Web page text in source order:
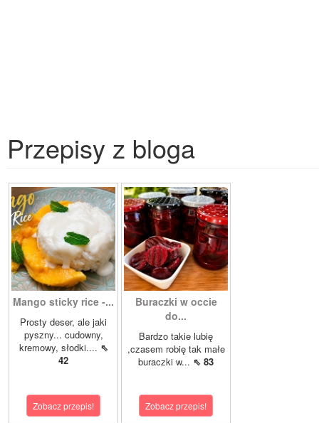
Przepisy z bloga
Mango sticky rice -...
Prosty deser, ale jaki
pyszny... cudowny,
kremowy, słodki.... ⇖
42
Zobacz przepis!
Buraczki w occie
do...
Bardzo takie lubię
,czasem robię tak małe
buraczki w... ⇖ 83
Zobacz przepis!